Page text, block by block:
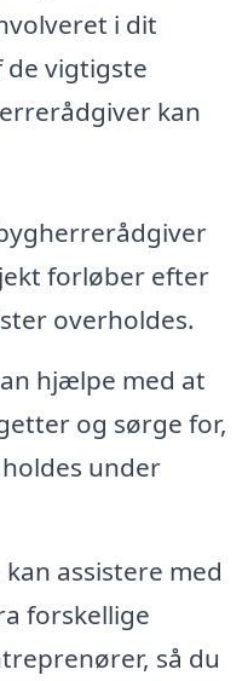
i dit
de vigtigste
kan
forløber efter
overholdes.
hjælpe med at
og sørge for,
under
assistere med
forskellige
så du